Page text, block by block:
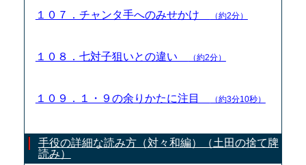
１０７．チャンタ手へのみせかけ （約2分）
１０８．七対子狙いとの違い （約2分）
１０９．１・９の余りかたに注目 （約3分10秒）
手役の詳細な読み方（対々和編）（土田の捨て牌
読み）